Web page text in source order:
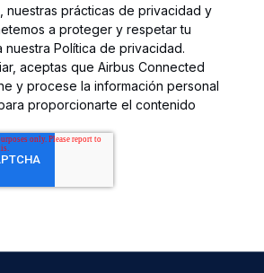
nuestras prácticas de privacidad y
a proteger y respetar tu
nuestra Política de privacidad.
aceptas que Airbus Connected
y procese la información personal
proporcionarte el contenido